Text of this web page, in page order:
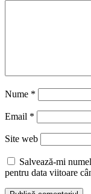
Nume *
Email *
Site web
Salvează-mi
pentru data viitoare